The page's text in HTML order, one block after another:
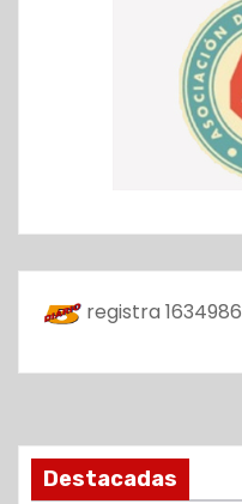
registra 1634986
Destacadas